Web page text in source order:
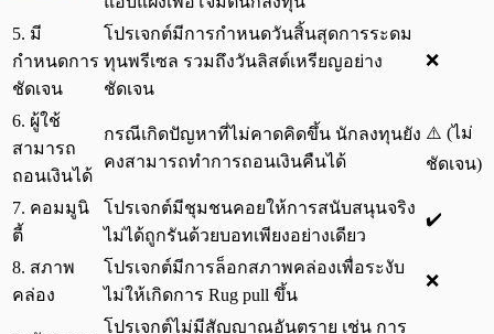
5. มี
กำหนดการ
ชัดเจน
โปรเจกต์มีการกำหนดวันสิ้นสุดการระดม
ทุนพรีเซล รวมถึงวันลิสต์เหรียญอย่าง
ชัดเจน
❌
6. ผู้ใช้
สามารถ
ถอนเงินได้
กรณีเกิดปัญหาที่ไม่คาดคิดขึ้น นักลงทุนยัง
คงสามารถทำการถอนเงินคืนได้
⚠️ (ไม่
ชัดเจน)
7. คอมมูนิ
ตี้
โปรเจกต์มีชุมชนคอยให้การสนับสนุนจริง
ไม่ได้ถูกรันด้วยบอทเพียงอย่างเดียว
✔️
8. สภาพ
คล่อง
โปรเจกต์มีการล็อกสภาพคล่องเพื่อระงับ
ไม่ให้เกิดการ Rug pull ขึ้น
❌
โปรเจกต์ไม่มีสัญญาณอันตราย เช่น การ